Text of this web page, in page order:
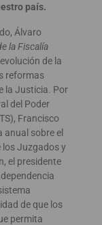
país.
Álvaro
la Fiscalía
de la
reformas
la Justicia. Por
del Poder
Francisco
anual sobre el
Juzgados y
el presidente
de que los
permita